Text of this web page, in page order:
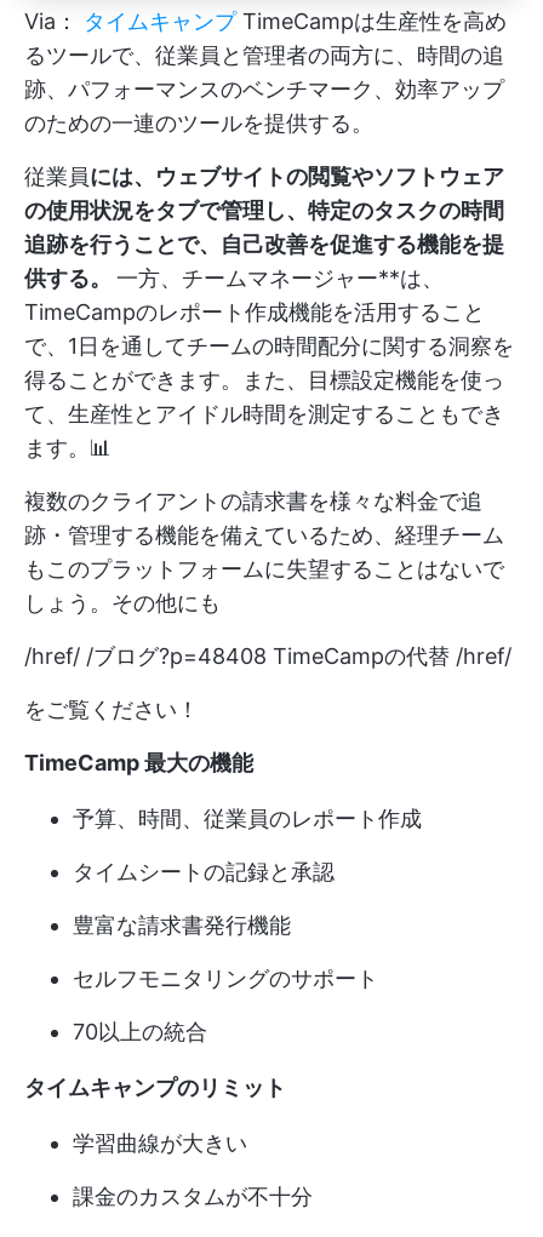
Via： タイムキャンプTimeCampは生産性を高め
るツールで、従業員と管理者の両方に、時間の追
跡、パフォーマンスのベンチマーク、効率アップ
のための一連のツールを提供する。
従業員には、ウェブサイトの閲覧やソフトウェア
の使用状況をタブで管理し、特定のタスクの時間
追跡を行うことで、自己改善を促進する機能を提
供する。 一方、チームマネージャー**は、
TimeCampのレポート作成機能を活用すること
で、1日を通してチームの時間配分に関する洞察を
得ることができます。また、目標設定機能を使っ
て、生産性とアイドル時間を測定することもでき
ます。📊
複数のクライアントの請求書を様々な料金で追
跡・管理する機能を備えているため、経理チーム
もこのプラットフォームに失望することはないで
しょう。その他にも
/href/ /ブログ?p=48408 TimeCampの代替 /href/
をご覧ください！
TimeCamp 最大の機能
予算、時間、従業員のレポート作成
タイムシートの記録と承認
豊富な請求書発行機能
セルフモニタリングのサポート
70以上の統合
タイムキャンプのリミット
学習曲線が大きい
課金のカスタムが不十分